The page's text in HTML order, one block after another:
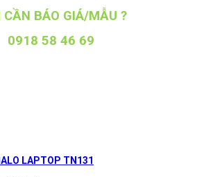
CẦN BÁO GIÁ/MẪU ?
0918 58 46 69
LAPTOP TN131